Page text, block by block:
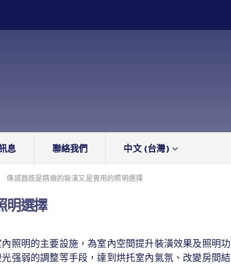
息 聯絡我們 中文 (台灣)
傳感器既是精緻的裝潢又是實用的照明選擇
明選擇
內照明的主要設施，為室內空間提升裝潢效果及照明
强弱的調整等手段，達到烘托室內氣氛、改變房間